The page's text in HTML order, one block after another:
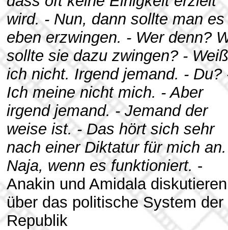
wird. - Nun, dann sollte man es
eben erzwingen. - Wer denn?
sollte sie dazu zwingen? - Weiß
ich nicht. Irgend jemand. - Du?
Ich meine nicht mich. - Aber
irgend jemand. - Jemand der
weise ist. - Das hört sich sehr
nach einer Diktatur für mich
Naja, wenn es funktioniert. -
Anakin und Amidala diskutieren
über das politische System der
Republik